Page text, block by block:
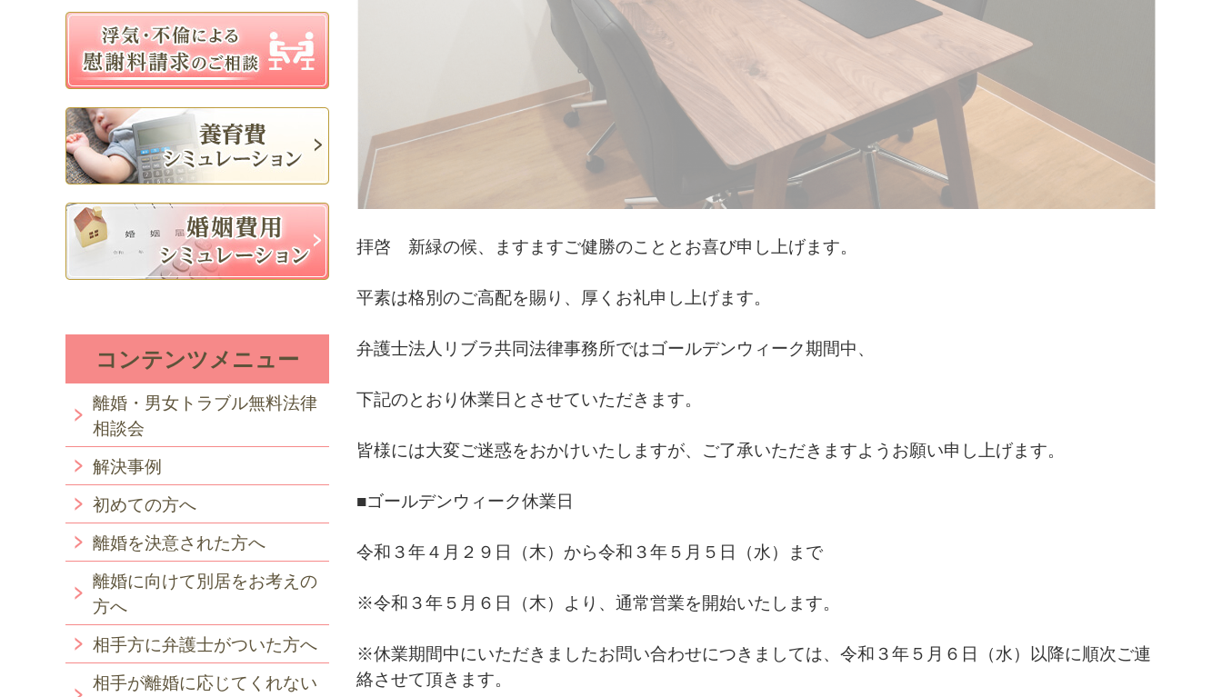
拝啓 新緑の候、ますますご健勝のこととお喜び申し上げます。
平素は格別のご高配を賜り、厚くお礼申し上げます。
弁護士法人リブラ共同法律事務所ではゴールデンウィーク期間中、
下記のとおり休業日とさせていただきます。
皆様には大変ご迷惑をおかけいたしますが、ご了承いただきますようお願い申し上げます。
■ゴールデンウィーク休業日
令和３年４月２９日（木）から令和３年５月５日（水）まで
※令和３年５月６日（木）より、通常営業を開始いたします。
※休業期間中にいただきましたお問い合わせにつきましては、令和３年５月６日（水）以降に順次ご連
絡させて頂きます。
コンテンツメニュー
離婚・男女トラブル無料法律
相談会
解決事例
初めての方へ
離婚を決意された方へ
離婚に向けて別居をお考えの
方へ
相手方に弁護士がついた方へ
相手が離婚に応じてくれない